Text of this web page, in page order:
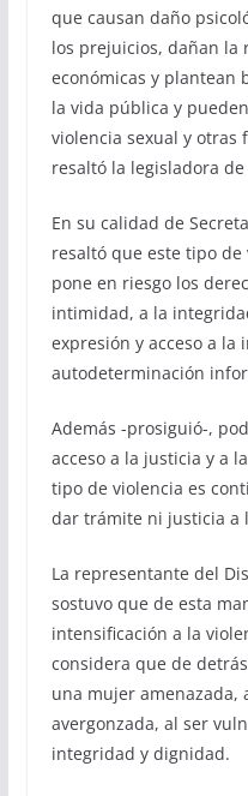
que causan daño
los prejuicios, dañan la
económicas y plantean
la vida pública y
violencia sexual y otras
resaltó la legisladora de
En su calidad de
resaltó que este tipo
pone en riesgo los
intimidad, a la
expresión y acceso a la
autodeterminación
Además -prosiguió-,
acceso a la justicia y a
tipo de violencia es
dar trámite ni justicia a
La representante del
sostuvo que de esta
intensificación a la
considera que de
una mujer amenazada,
avergonzada, al ser
integridad y dignidad.